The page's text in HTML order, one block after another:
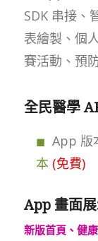
SDK 串接、
表繪製、個
賽活動、預
全民醫學
App 版
本 (免費)
App 畫面
新版首頁、健